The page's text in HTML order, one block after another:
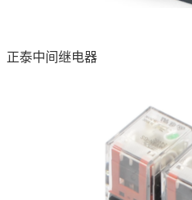
正泰中间继电器